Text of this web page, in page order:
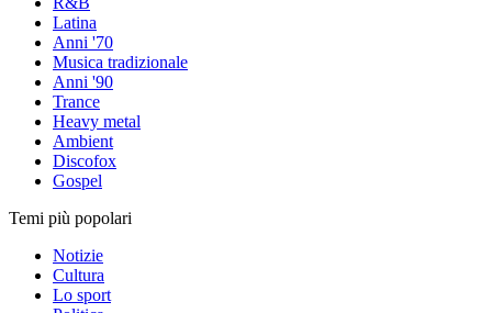
Latina
Anni '70
Musica tradizionale
Anni '90
Trance
Heavy metal
Ambient
Discofox
Gospel
Temi più popolari
Notizie
Cultura
Lo sport